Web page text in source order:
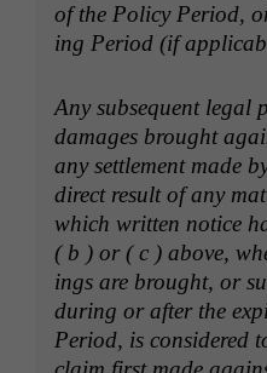
of the Pol­i­cy Peri­od,
ing Peri­od (if
Any sub­se­quent legal
dam­ages brought
any set­tle­ment made
direct result of any
which writ­ten notice
( b ) or ( c ) above,
ings are brought, or
dur­ing or after the
Peri­od, is con­sid­ered